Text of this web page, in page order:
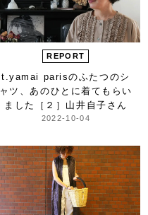
REPORT
t.yamai parisのふたつのシ
ャツ、あのひとに着てもらい
ました
［２］山井自子さん
2022-10-04